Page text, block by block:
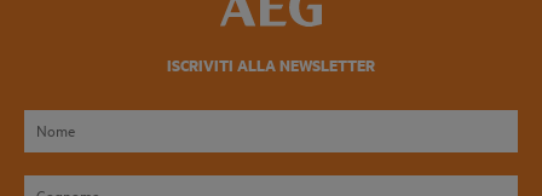
ISCRIVITI ALLA NEWSLETTER